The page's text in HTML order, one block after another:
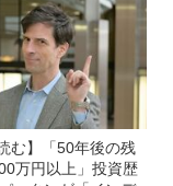
む】「50年後の残
万円以上」投資歴